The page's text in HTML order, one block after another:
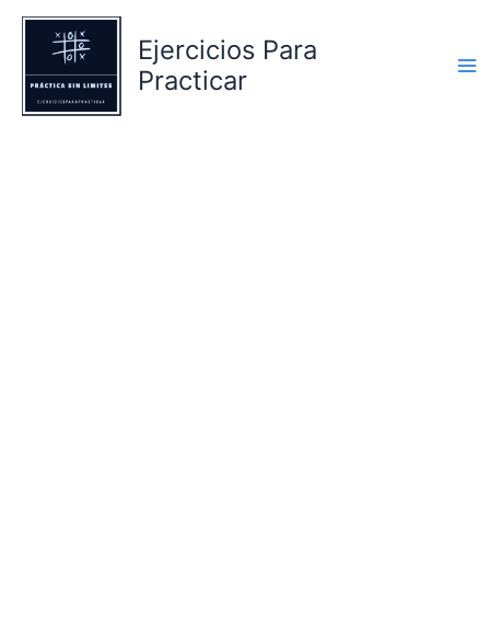
contenido
Ejercicios Para
Practicar